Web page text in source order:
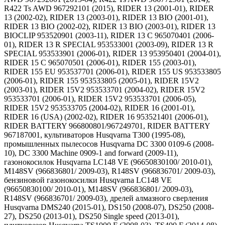
R422 Ts AWD 967292101 (2015), RIDER 13 (2001-01), RIDER
13 (2002-02), RIDER 13 (2003-01), RIDER 13 BIO (2001-01),
RIDER 13 BIO (2002-02), RIDER 13 BIO (2003-01), RIDER 13
BIOCLIP 953520901 (2003-11), RIDER 13 C 965070401 (2006-
01), RIDER 13 R SPECIAL 953533001 (2003-09), RIDER 13 R
SPECIAL 953533901 (2006-01), RIDER 13 953950401 (2004-01),
RIDER 15 C 965070501 (2006-01), RIDER 155 (2003-01),
RIDER 155 EU 953537701 (2006-01), RIDER 155 US 953533805
(2006-01), RIDER 155 953533805 (2005-01), RIDER 15V2
(2003-01), RIDER 15V2 953533701 (2004-02), RIDER 15V2
953533701 (2006-01), RIDER 15V2 953533701 (2006-05),
RIDER 15V2 953533705 (2004-02), RIDER 16 (2001-01),
RIDER 16 (USA) (2002-02), RIDER 16 953521401 (2006-01),
RIDER BATTERY 966800801/967249701, RIDER BATTERY
967187001, культиваторов Husqvarna T300 (1995-08),
промышленных пылесосов Husqvarna DC 3300 0109-6 (2008-
10), DC 3300 Machine 0909-1 and forward (2009-11),
газонокосилок Husqvarna LC148 VE (96650830100/ 2010-01),
M148SV (966836801/ 2009-03), R148SV (966836701/ 2009-03),
бензиновой газонокосилки Husqvarna LC148 VE
(96650830100/ 2010-01), M148SV (966836801/ 2009-03),
R148SV (966836701/ 2009-03), дрелей алмазного сверления
Husqvarna DMS240 (2015-01), DS150 (2008-07), DS250 (2008-
27), DS250 (2013-01), DS250 Single speed (2013-01),